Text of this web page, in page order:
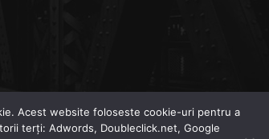
Acest website foloseste cookie-uri pentru a
terți: Adwords, Doubleclick.net, Google